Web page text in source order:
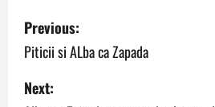
P
o
s
Previous:
Piticii si ALba ca Zapada
Next: